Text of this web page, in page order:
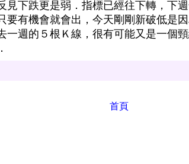
見下跌更是弱．指標已經往下轉，下
要有機會就會出，今天剛剛新破低是
一週的５根Ｋ線，很有可能又是一個
首頁